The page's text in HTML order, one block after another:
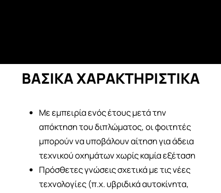
ΒΑΣΙΚΑ ΧΑΡΑΚΤΗΡΙΣΤΙΚΑ
Με εμπειρία ενός έτους μετά την
απόκτηση του διπλώματος, οι φοιτητές
μπορούν να υποβάλουν αίτηση για άδεια
τεχνικού οχημάτων χωρίς καμία εξέταση
Πρόσθετες γνώσεις σχετικά με τις νέες
τεχνολογίες (π.χ. υβριδικά αυτοκίνητα,